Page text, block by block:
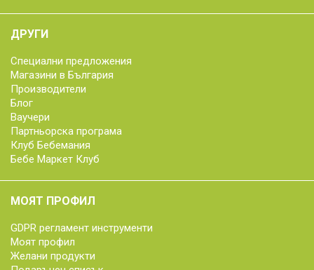
ДРУГИ
Специални предложения
Магазини в България
Производители
Блог
Ваучери
Партньорска програма
Клуб Бебемания
Бебе Маркет Клуб
МОЯТ ПРОФИЛ
GDPR регламент инструменти
Моят профил
Желани продукти